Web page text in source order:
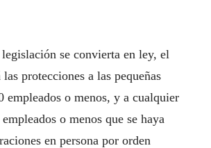
se convierta en ley, el
protecciones a las pequeñas
empleados o menos, y a cualquier
o menos que se haya
en persona por orden